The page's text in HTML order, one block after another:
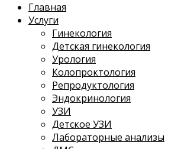
Главная
Услуги
Гинекология
Детская гинекология
Урология
Колопроктология
Репродуктология
Эндокринология
УЗИ
Детское УЗИ
Лабораторные анализы